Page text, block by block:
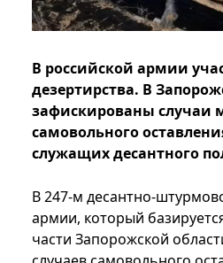
В российской армии
дезертирства. В
зафискированы случаи
самовольного
служащих десантного
В 247-м десантно-
армии, который
части Запорожской